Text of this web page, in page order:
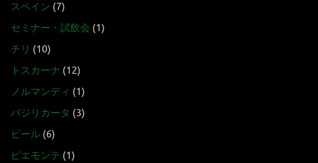
スペイン (7)
セミナー・試飲会 (1)
チリ (10)
トスカーナ (12)
ノルマンディ (1)
バジリカータ (3)
ビール (6)
ピエモンテ (1)